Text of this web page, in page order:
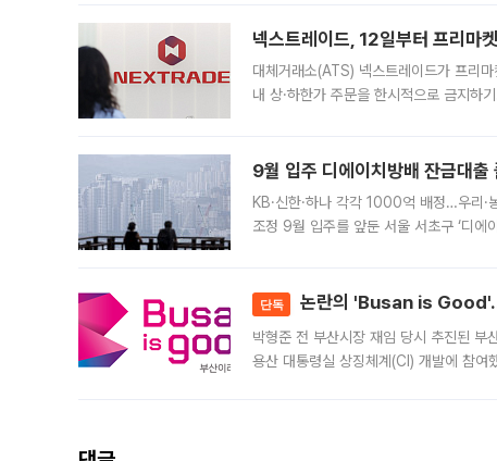
넥스트레이드, 12일부터 프리마
대체거래소(ATS) 넥스트레이드가 프리
내 상·하한가 주문을 한시적으로 금지하
9월 입주 디에이치방배 잔금대
KB·신한·하나 각각 1000억 배정…우리·
조정 9월 입주를 앞둔 서울 서초구 ‘디
단독 논란의 'Busan is
박형준 전 부산시장 재임 당시 추진된
용산 대통령실 상징체계(CI) 개발에 참